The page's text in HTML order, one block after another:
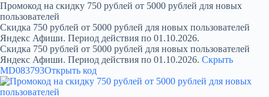
Промокод на скидку 750 рублей от 5000 рублей для новых
пользователей
Скидка 750 рублей от 5000 рублей для новых пользователей
Яндекс Афиши. Период действия по 01.10.2026.
Скидка 750 рублей от 5000 рублей для новых пользователей
Яндекс Афиши. Период действия по 01.10.2026. Скрыть
MD083793Открыть код